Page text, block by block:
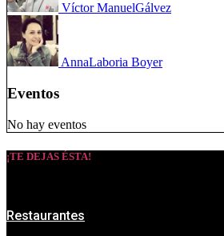
Víctor ManuelGálvez
AnnaLaboria Boyer
Eventos
No hay eventos
¡TE DEJAS ÉSTA!
Restaurantes